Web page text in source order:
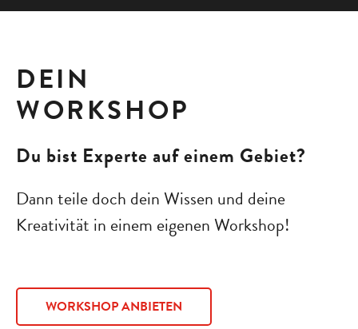
DEIN
WOR­KSHOP
Du bist Experte auf einem Gebiet?
Dann teile doch dein Wissen und deine
Kreativität in einem eigenen Workshop!
WORKSHOP ANBIETEN